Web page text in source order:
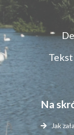
Menu
dostępność
Na
Jak